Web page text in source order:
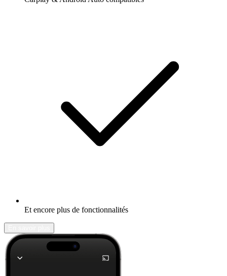
Et encore plus de fonctionnalités